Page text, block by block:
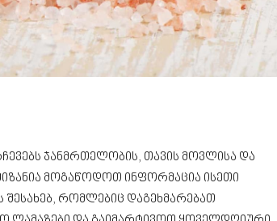
ჯანმრთელობის, თავის მოვლისა და
მოგაწოდოთ ინფორმაცია ისეთი
შესახებ, რომლებიც დაგეხმარებათ